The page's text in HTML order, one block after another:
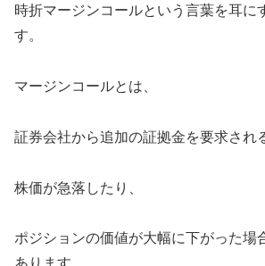
時折マージンコールという言葉を耳に
す。
マージンコールとは、
証券会社から追加の証拠金を要求され
株価が急落したり、
ポジションの価値が大幅に下がった場